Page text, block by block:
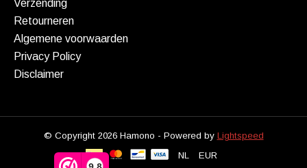
9,8
Verzending
Retourneren
Algemene voorwaarden
Privacy Policy
Disclaimer
© Copyright 2026 Hamono - Powered by Lightspeed
NL
EUR